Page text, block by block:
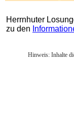
Herrnhuter
zu den
Hinweis: Inhalte